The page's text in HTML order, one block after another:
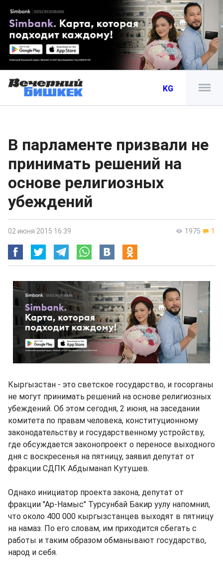
KG
В парламенте призвали не
принимать решений на
основе религиозных
убеждений
1975 1
02 июня 2015 16:39
Кыргызстан - это светское государство, и госорганы
не могут принимать решений на основе религиозных
убеждений. Об этом сегодня, 2 июня, на заседании
комитета по правам человека, конституционному
законодательству и государственному устройству,
где обсуждается законопроект о переносе выходного
дня с воскресенья на пятницу, заявил депутат от
фракции СДПК Абдыманап Кутушев.
Однако инициатор проекта закона, депутат от
фракции "Ар-Намыс" Турсунбай Бакир уулу напомнил,
что около 400 000 кыргызстанцев выходят в пятницу
на намаз. По его словам, им приходится сбегать с
работы и таким образом обманывают государство,
народ и себя.